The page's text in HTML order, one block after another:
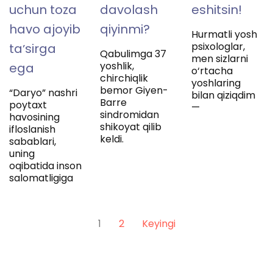
uchun toza
havo ajoyib
taʼsirga
ega
“Daryo” nashri
poytaxt
havosining
ifloslanish
sabablari,
uning
oqibatida inson
salomatligiga
davolash
qiyinmi?
Qabulimga 37
yoshlik,
chirchiqlik
bemor Giyen-
Barre
sindromidan
shikoyat qilib
keldi.
eshitsin!
Hurmatli yosh
psixologlar,
men sizlarni
o‘rtacha
yoshlaring
bilan qiziqdim
—
1 2 Keyingi